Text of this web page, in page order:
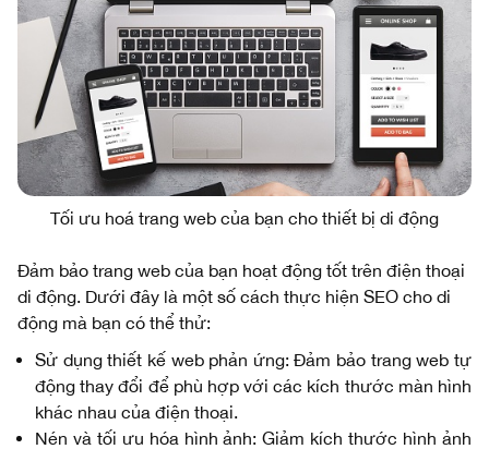
Tối ưu hoá trang web của bạn cho thiết bị di động
Đảm bảo trang web của bạn hoạt động tốt trên điện thoại
di động. Dưới đây là một số cách thực hiện SEO cho di
động mà bạn có thể thử:
Sử dụng thiết kế web phản ứng: Đảm bảo trang web tự
động thay đổi để phù hợp với các kích thước màn hình
khác nhau của điện thoại.
Nén và tối ưu hóa hình ảnh: Giảm kích thước hình ảnh